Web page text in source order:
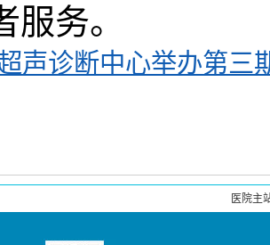
服务。
声诊断中心举办第三
医院主